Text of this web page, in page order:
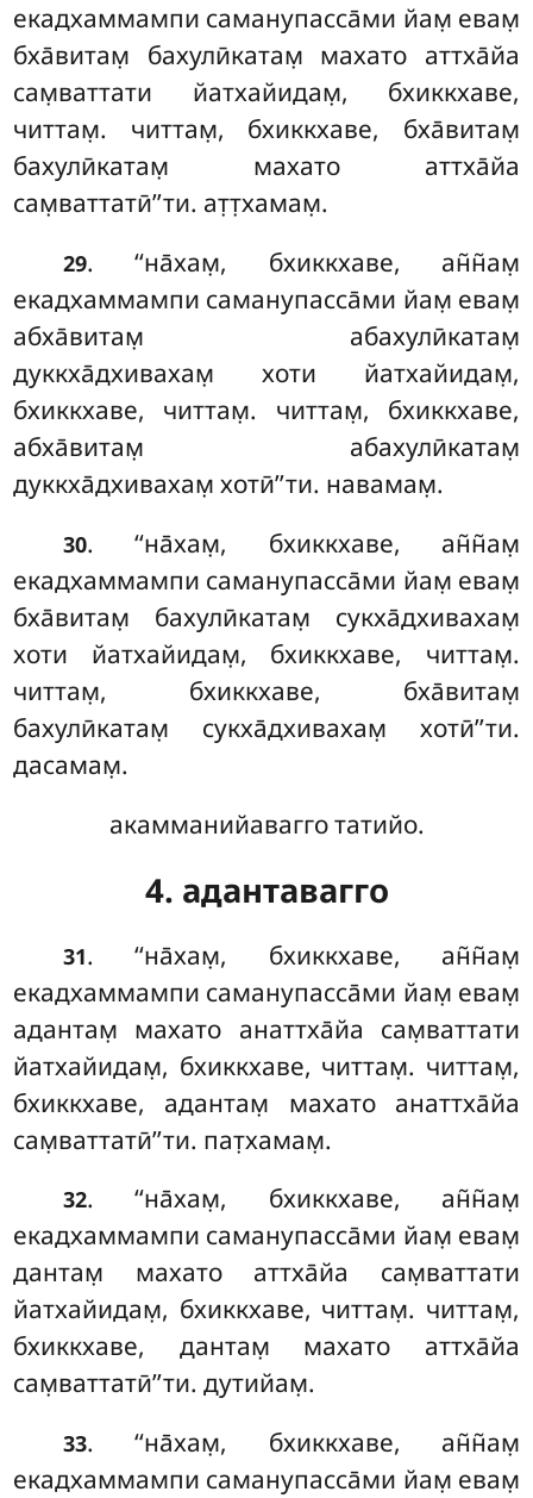
екадхаммампи саманупасса̄ми йам̣ евам̣
бха̄витам̣ бахулӣкатам̣ махато аттха̄йа
сам̣ваттати йатхайидам̣, бхиккхаве,
читтам̣. читтам̣, бхиккхаве, бха̄витам̣
бахулӣкатам̣ махато аттха̄йа
сам̣ваттатӣ’’ти. ат̣т̣хамам̣.
29. ‘‘на̄хам̣, бхиккхаве, ан̃н̃ам̣
екадхаммампи саманупасса̄ми йам̣ евам̣
абха̄витам̣ абахулӣкатам̣
дуккха̄дхивахам̣ хоти йатхайидам̣,
бхиккхаве, читтам̣. читтам̣, бхиккхаве,
абха̄витам̣ абахулӣкатам̣
дуккха̄дхивахам̣ хотӣ’’ти. навамам̣.
30. ‘‘на̄хам̣, бхиккхаве, ан̃н̃ам̣
екадхаммампи саманупасса̄ми йам̣ евам̣
бха̄витам̣ бахулӣкатам̣ сукха̄дхивахам̣
хоти йатхайидам̣, бхиккхаве, читтам̣.
читтам̣, бхиккхаве, бха̄витам̣
бахулӣкатам̣ сукха̄дхивахам̣ хотӣ’’ти.
дасамам̣.
акамманийавагго татийо.
4. адантавагго
31. ‘‘на̄хам̣, бхиккхаве, ан̃н̃ам̣
екадхаммампи саманупасса̄ми йам̣ евам̣
адантам̣ махато анаттха̄йа сам̣ваттати
йатхайидам̣, бхиккхаве, читтам̣. читтам̣,
бхиккхаве, адантам̣ махато анаттха̄йа
сам̣ваттатӣ’’ти. пат̣хамам̣.
32. ‘‘на̄хам̣, бхиккхаве, ан̃н̃ам̣
екадхаммампи саманупасса̄ми йам̣ евам̣
дантам̣ махато аттха̄йа сам̣ваттати
йатхайидам̣, бхиккхаве, читтам̣. читтам̣,
бхиккхаве, дантам̣ махато аттха̄йа
сам̣ваттатӣ’’ти. дутийам̣.
33. ‘‘на̄хам̣, бхиккхаве, ан̃н̃ам̣
екадхаммампи саманупасса̄ми йам̣ евам̣